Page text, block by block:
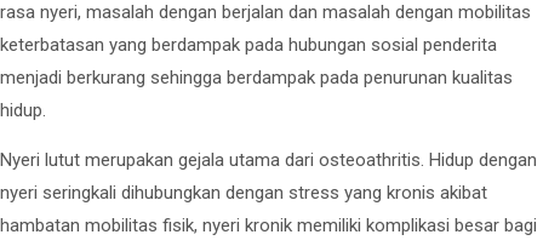
rasa nyeri, masalah dengan berjalan dan masalah dengan mobilitas
keterbatasan yang berdampak pada hubungan sosial penderita
menjadi berkurang sehingga berdampak pada penurunan kualitas
hidup.
Nyeri lutut merupakan gejala utama dari osteoathritis. Hidup dengan
nyeri seringkali dihubungkan dengan stress yang kronis akibat
hambatan mobilitas fisik, nyeri kronik memiliki komplikasi besar bagi